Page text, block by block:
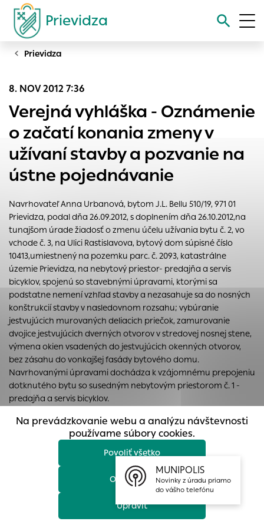
Prievidza
Vyhľadávanie
Prievidza
8. NOV 2012 7:36
Verejná vyhláška - Oznámenie
o začatí konania zmeny v
užívaní stavby a pozvanie na
ústne pojednávanie
Navrhovateľ Anna Urbanová, bytom J.L. Bellu 510/19, 971 01
Prievidza, podal dňa 26.09.2012, s doplnením dňa 26.10.2012,na
tunajšom úrade žiadosť o zmenu účelu užívania bytu č. 2, vo
vchode č. 3, na Ulici Rastislavova, bytový dom súpisné číslo
10413,umiestnený na pozemku parc. č. 2093, katastrálne
územie Prievidza, na nebytový priestor- predajňa a servis
bicyklov, spojenú so stavebnými úpravami, ktorými sa
podstatne nemení vzhľad stavby a nezasahuje sa do nosných
konštrukcií stavby v nasledovnom rozsahu; vybúranie
jestvujúcich murovaných deliacich priečok, zamurovanie
dvojice jestvujúcich dverných otvorov v stredovej nosnej stene,
výmena okien vsadených do jestvujúcich okenných otvorov,
bez zásahu do vonkajšej fasády bytového domu.
Navrhovanými úpravami dochádza k vzájomnému prepojeniu
dotknutého bytu so susedným nebytovým priestorom č. 1 -
predajňa a servis bicyklov.
Na prevádzkovanie webu a analýzu návštevnosti
používame súbory cookies.
Povoliť všetko
Odmietnuť
Upraviť
Nastavenie cookies
Cookies sú malé súbory, do ktorých webové stránky môžu
ukladať informácie o vašej aktivite a preferenciách.
Používajú sa napríklad k tomu, aby si webový prehliadač
zapamätoval Vaše prihlásenie alebo aby sa uložila Vaša
voľba v tomto okne.
Technické cookies
Technické súbory cookie sú pre prevádzku nevyhnutné a
pomáhajú urobiť webové stránky uplatniteľnými tým, že
umožňujú základné funkcie, ako je navigácia na stránke a
prístup k zabezpečeným oblastiam webovej stránky. Bez
týchto súborov cookie nemôže web správne fungovať.
Analytické cookies
Analytické cookies pomáhajú prevádzkovateľovi stránok
pochopiť, ako návštevníci stránok stránku používajú, aby
mohol stránky optimalizovať a ponúknuť im lepšiu
skúsenosť. Všetky dáta sa zbierajú anonymne a nie je
možné ich spojiť s konkrétnou osobou.
Povoliť všetko
Uložiť nastavenia
Viac informácií
MUNIPOLIS
Novinky z úradu priamo
do vášho telefónu